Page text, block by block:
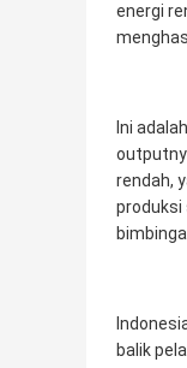
energi
Ini
rendah,
produksi
balik